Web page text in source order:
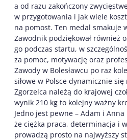
a od razu zakończony
w przygotowania i jak wiele
na pomost. Ten medal smakuje
Zawodnik podziękował również
go podczas startu, w
za pomoc, motywację oraz
Zawody w Bolesławcu po raz
siłowe w Polsce dynamicznie
Zgorzelca należą do krajowej
wynik 210 kg to kolejny ważny
Jedno jest pewne – Adam i
że ciężka praca, determinacja i
prowadzą prosto na najwyższy